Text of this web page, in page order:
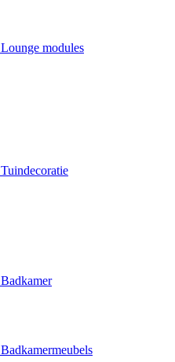
Lounge modules
Tuindecoratie
Badkamer
Badkamermeubels